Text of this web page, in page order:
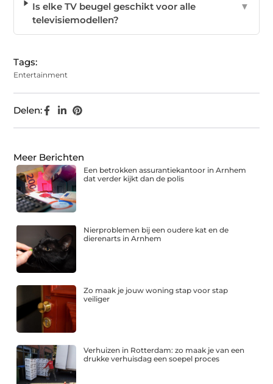
Is elke TV beugel geschikt voor alle
televisiemodellen?
▼
Tags:
Entertainment
Delen:
Meer Berichten
Een betrokken assurantiekantoor in Arnhem
dat verder kijkt dan de polis
Nierproblemen bij een oudere kat en de
dierenarts in Arnhem
Zo maak je jouw woning stap voor stap
veiliger
Verhuizen in Rotterdam: zo maak je van een
drukke verhuisdag een soepel proces